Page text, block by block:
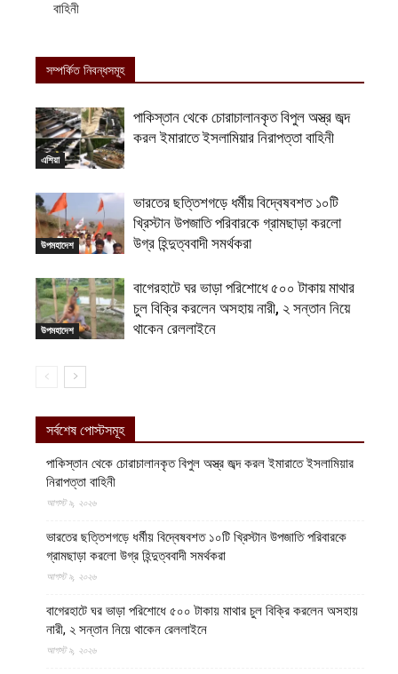
বাহিনী
সম্পর্কিত নিবন্ধসমূহ
এশিয়া
পাকিস্তান থেকে চোরাচালানকৃত বিপুল অস্ত্র জব্দ
করল ইমারাতে ইসলামিয়ার নিরাপত্তা বাহিনী
উপমহাদেশ
ভারতের ছত্তিশগড়ে ধর্মীয় বিদ্বেষবশত ১০টি
খ্রিস্টান উপজাতি পরিবারকে গ্রামছাড়া করলো
উগ্র হিন্দুত্ববাদী সমর্থকরা
উপমহাদেশ
বাগেরহাটে ঘর ভাড়া পরিশোধে ৫০০ টাকায় মাথার
চুল বিক্রি করলেন অসহায় নারী, ২ সন্তান নিয়ে
থাকেন রেললাইনে
সর্বশেষ পোস্টসমূহ
পাকিস্তান থেকে চোরাচালানকৃত বিপুল অস্ত্র জব্দ করল ইমারাতে ইসলামিয়ার
নিরাপত্তা বাহিনী
আগস্ট ৯, ২০২৬
ভারতের ছত্তিশগড়ে ধর্মীয় বিদ্বেষবশত ১০টি খ্রিস্টান উপজাতি পরিবারকে
গ্রামছাড়া করলো উগ্র হিন্দুত্ববাদী সমর্থকরা
আগস্ট ৯, ২০২৬
বাগেরহাটে ঘর ভাড়া পরিশোধে ৫০০ টাকায় মাথার চুল বিক্রি করলেন অসহায়
নারী, ২ সন্তান নিয়ে থাকেন রেললাইনে
আগস্ট ৯, ২০২৬